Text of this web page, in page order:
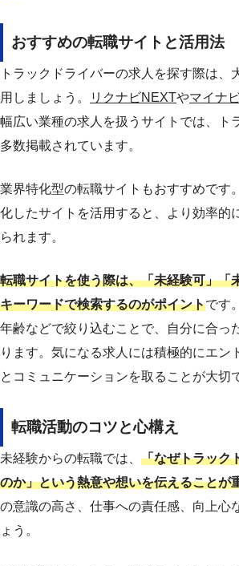
おすすめの転職サイトと活用法
トラックドライバーの求人を探す際は、
用しましょう。
リクナビNEXTやマイナ
幅広い業種の求人を扱うサイトでは、ト
多数掲載されています。
業界特化型の転職サイトもおすすめです
化したサイトを活用すると、より効率的
られます。
転職サイトを使う際は、「未経験可」「
キーワードで検索するのがポイントです
年齢などで絞り込むことで、自分に合っ
ります。気になる求人には積極的にエン
とコミュニケーションを取ることが大切
転職活動のコツと心構え
未経験からの転職では、 「なぜトラック
のか」という熱意や想いを伝えることが
の意識の高さ、仕事への責任感、向上心
ょう。